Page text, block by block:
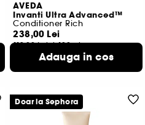
AVEDA
Invanti Ultra Advanced™
Conditioner Rich
238,00 Lei
119,00 Lei /100ml
Adauga in cos
Doar la Sephora